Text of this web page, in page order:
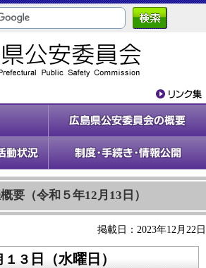
要（令和５年12月13日）
掲載日：2023年12月22日
１３ 日（水曜日）